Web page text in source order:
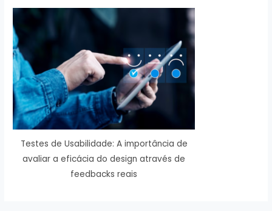
Testes de Usabilidade: A importância de
avaliar a eficácia do design através de
feedbacks reais